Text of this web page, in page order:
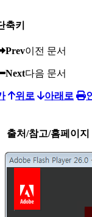
축키
Prev이전 문서
Next다음 문서
위로 아래로
출처/참고/홈페이지